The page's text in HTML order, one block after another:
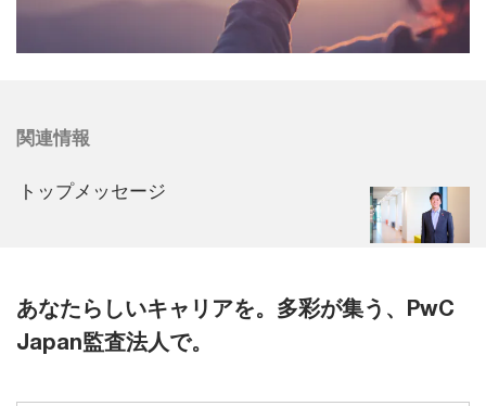
関連情報
トップメッセージ
あなたらしいキャリアを。多彩が集う、PwC
Japan監査法人で。